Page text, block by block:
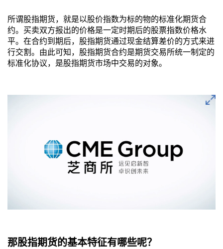
所谓股指期货，就是以股价指数为标的物的标准化期货合
约。买卖双方报出的价格是一定时期后的股票指数价格水
平。在合约到期后，股指期货通过现金结算差价的方式来进
行交割。由此可知，股指期货合约是期货交易所统一制定的
标准化协议，是股指期货市场中交易的对象。
那股指期货的基本特征有哪些呢？